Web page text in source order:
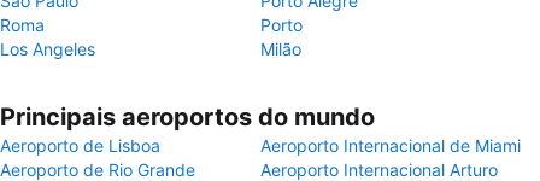
Roma
Porto
Los Angeles
Milão
Principais aeroportos do mundo
Aeroporto de Lisboa
Aeroporto Internacional de Miami
Aeroporto de Rio Grande
Aeroporto Internacional Arturo